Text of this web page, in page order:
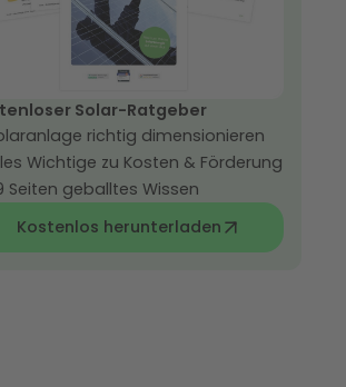
Solar-Ratgeber
richtig dimensionieren
Wichtige zu Kosten & Förderung
Seiten geballtes Wissen
Kostenlos herunterladen